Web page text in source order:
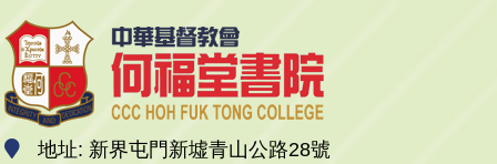
地址: 新界屯門新墟青山公路28號